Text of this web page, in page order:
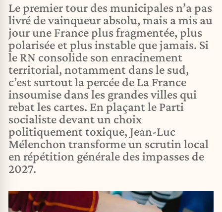
Le premier tour des municipales n’a pas
livré de vainqueur absolu, mais a mis au
jour une France plus fragmentée, plus
polarisée et plus instable que jamais. Si
le RN consolide son enracinement
territorial, notamment dans le sud,
c’est surtout la percée de La France
insoumise dans les grandes villes qui
rebat les cartes. En plaçant le Parti
socialiste devant un choix
politiquement toxique, Jean-Luc
Mélenchon transforme un scrutin local
en répétition générale des impasses de
2027.